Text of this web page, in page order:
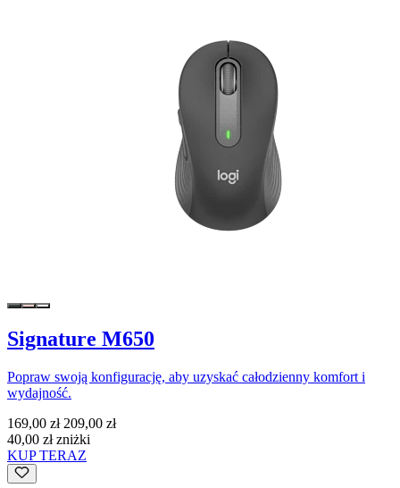
Signature M650
Popraw swoją konfigurację, aby uzyskać całodzienny komfort i
wydajność.
169,00 zł 209,00 zł
40,00 zł zniżki
KUP TERAZ